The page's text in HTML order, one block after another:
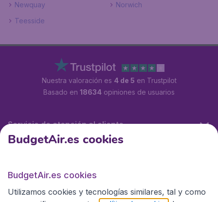
Newquay
Norwich
Teesside
Nuestra valoración es 4 de 5 en Trustpilot
Basado en 18634 opiniones de usuarios
Servicio de atención al cliente
Sitios internacionales
BudgetAir.es cookies
BudgetAir.es cookies
Utilizamos cookies y tecnologías similares, tal y como